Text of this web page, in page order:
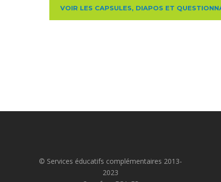
VOIR LES CAPSULES, DIAPOS ET
© Services éducatifs complémentaires 2013-
2023